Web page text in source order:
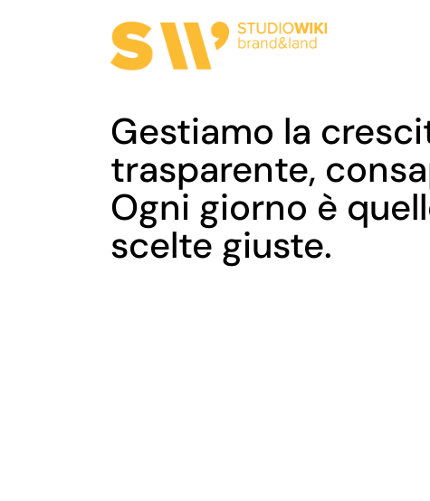
Gestiamo la
trasparente,
Ogni giorno è
scelte giuste.